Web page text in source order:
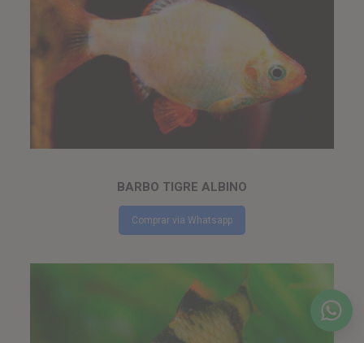
BARBO TIGRE ALBINO
Comprar via Whatsapp